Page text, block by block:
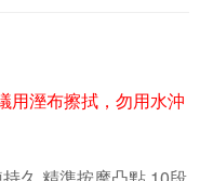
用溼布擦拭，勿用水沖